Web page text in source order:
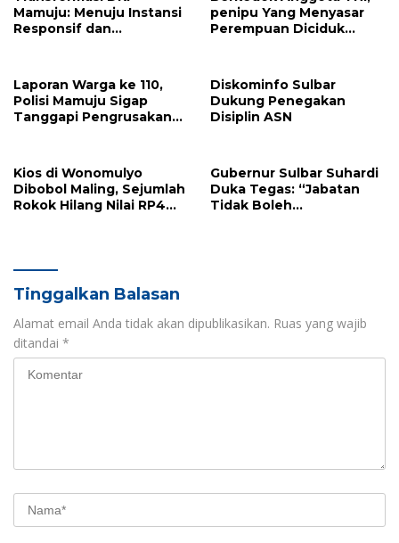
Mamuju: Menuju Instansi
Responsif dan
Keren”
penipu Yang Menyasar
Perempuan Diciduk
Laporan Warga ke 110,
Polisi Mamuju Sigap
Tanggapi Pengrusakan
Diskominfo Sulbar
Dukung Penegakan
Disiplin ASN
Kios di Wonomulyo
Dibobol Maling, Sejumlah
Rokok Hilang Nilai RP4
Gubernur Sulbar Suhardi
Duka Tegas: “Jabatan
Tidak Boleh
Tinggalkan Balasan
Alamat email Anda tidak akan dipublikasikan. Ruas yang wajib
ditandai *